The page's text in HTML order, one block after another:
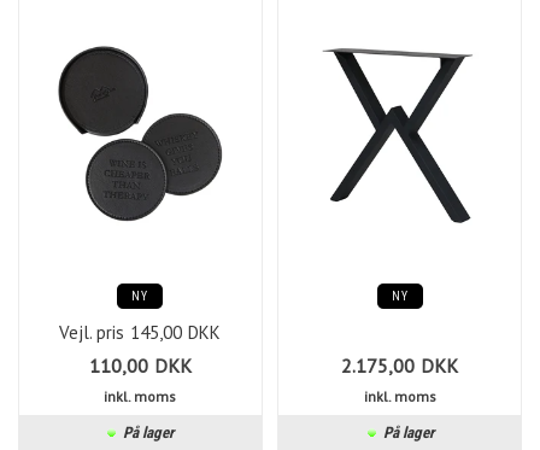
NY
Vejl. pris 145,00 DKK
110,00 DKK
inkl. moms
På lager
NY
2.175,00 DKK
inkl. moms
På lager